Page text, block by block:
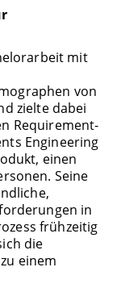
mit
von
zielte dabei
Requirement-
Engineering
einen
Seine
in
frühzeitig
die
einem